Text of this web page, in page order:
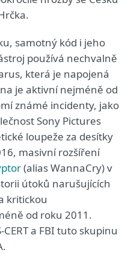
samotný kód i jeho
používá nechvalně
která je napojená
je aktivní nejméně od
známé incidenty, jako
Sony Pictures
loupeže za desítky
masivní rozšíření
(alias WannaCry) v
útoků narušujících
kritickou
od roku 2011.
a FBI tuto skupinu